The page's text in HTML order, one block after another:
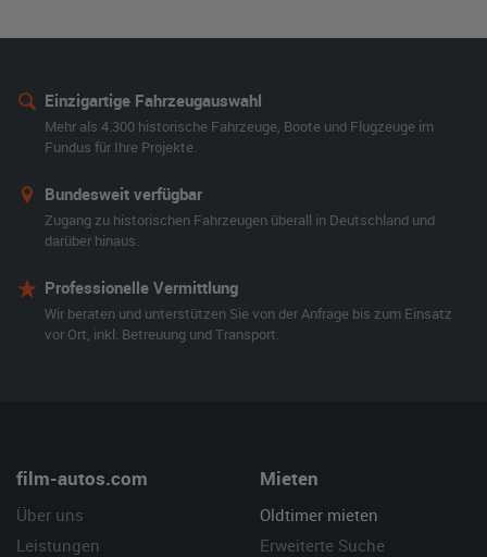
Einzigartige Fahrzeugauswahl
Mehr als 4.300 historische Fahrzeuge, Boote und Flugzeuge im
Fundus für Ihre Projekte.
Bundesweit verfügbar
Zugang zu historischen Fahrzeugen überall in Deutschland und
darüber hinaus.
Professionelle Vermittlung
Wir beraten und unterstützen Sie von der Anfrage bis zum Einsatz
vor Ort, inkl. Betreuung und Transport.
film-autos.com
Über uns
Leistungen
Mieten
Oldtimer mieten
Erweiterte Suche